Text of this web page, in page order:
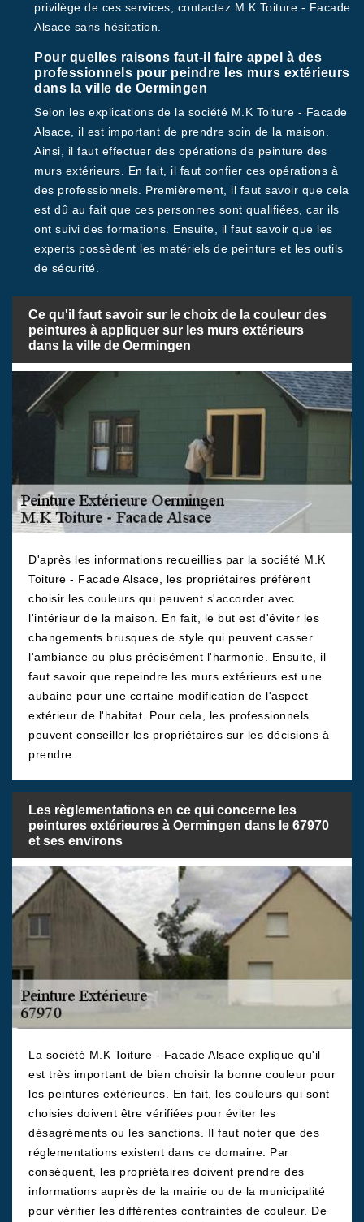
privilège de ces services, contactez M.K Toiture - Facade
Alsace sans hésitation.
Pour quelles raisons faut-il faire appel à des
professionnels pour peindre les murs extérieurs
dans la ville de Oermingen
Selon les explications de la société M.K Toiture - Facade
Alsace, il est important de prendre soin de la maison.
Ainsi, il faut effectuer des opérations de peinture des
murs extérieurs. En fait, il faut confier ces opérations à
des professionnels. Premièrement, il faut savoir que cela
est dû au fait que ces personnes sont qualifiées, car ils
ont suivi des formations. Ensuite, il faut savoir que les
experts possèdent les matériels de peinture et les outils
de sécurité.
Ce qu'il faut savoir sur le choix de la couleur des
peintures à appliquer sur les murs extérieurs
dans la ville de Oermingen
D'après les informations recueillies par la société M.K
Toiture - Facade Alsace, les propriétaires préfèrent
choisir les couleurs qui peuvent s'accorder avec
l'intérieur de la maison. En fait, le but est d'éviter les
changements brusques de style qui peuvent casser
l'ambiance ou plus précisément l'harmonie. Ensuite, il
faut savoir que repeindre les murs extérieurs est une
aubaine pour une certaine modification de l'aspect
extérieur de l'habitat. Pour cela, les professionnels
peuvent conseiller les propriétaires sur les décisions à
prendre.
Les règlementations en ce qui concerne les
peintures extérieures à Oermingen dans le 67970
et ses environs
La société M.K Toiture - Facade Alsace explique qu'il
est très important de bien choisir la bonne couleur pour
les peintures extérieures. En fait, les couleurs qui sont
choisies doivent être vérifiées pour éviter les
désagréments ou les sanctions. Il faut noter que des
réglementations existent dans ce domaine. Par
conséquent, les propriétaires doivent prendre des
informations auprès de la mairie ou de la municipalité
pour vérifier les différentes contraintes de couleur. De